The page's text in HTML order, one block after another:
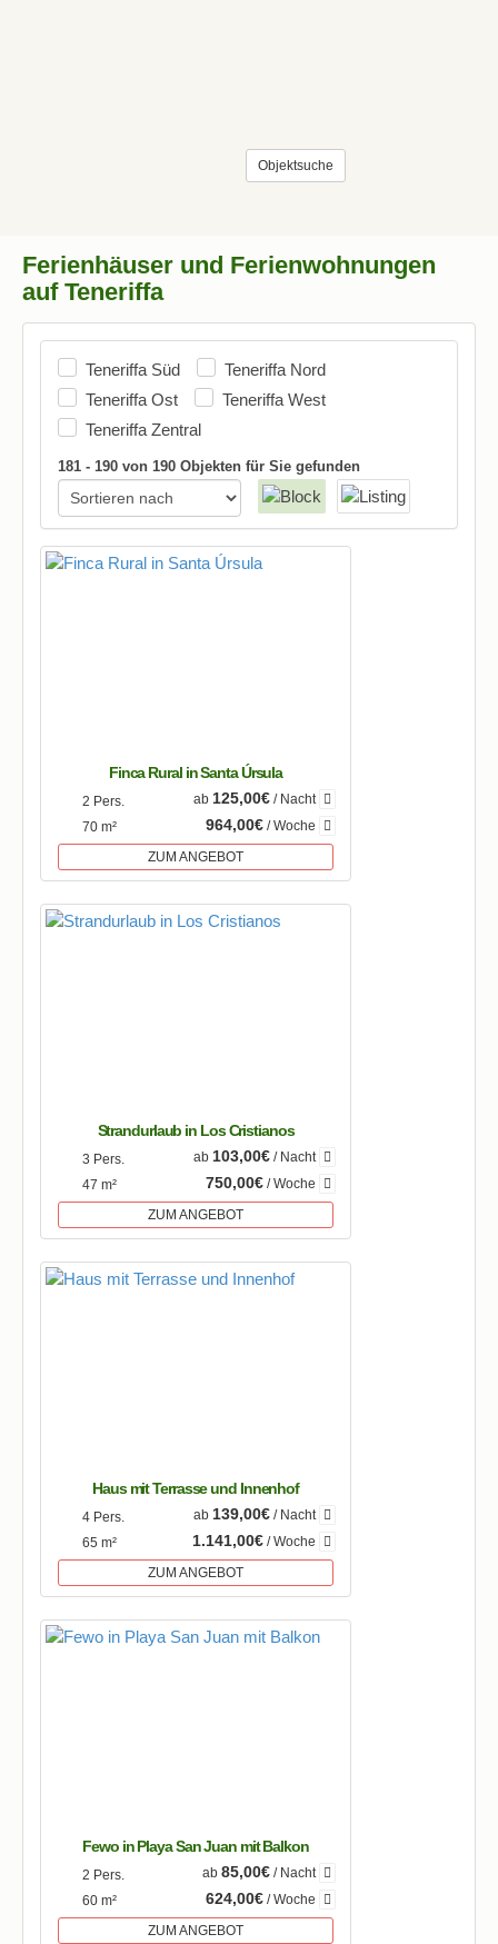
Objektsuche
Ferienhäuser und Ferienwohnungen
auf Teneriffa
Teneriffa Süd
Teneriffa Nord
Teneriffa Ost
Teneriffa West
Teneriffa Zentral
181 - 190 von 190 Objekten für Sie gefunden
Finca Rural in Santa Úrsula
2 Pers.
70 m²
ab 125,00€/ Nacht
964,00€/ Woche
ZUM ANGEBOT
Strandurlaub in Los Cristianos
3 Pers.
47 m²
ab 103,00€/ Nacht
750,00€/ Woche
ZUM ANGEBOT
Haus mit Terrasse und Innenhof
4 Pers.
65 m²
ab 139,00€/ Nacht
1.141,00€/ Woche
ZUM ANGEBOT
Fewo in Playa San Juan mit Balkon
2 Pers.
60 m²
ab 85,00€/ Nacht
624,00€/ Woche
ZUM ANGEBOT